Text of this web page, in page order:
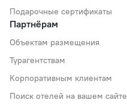
Подарочные сертификаты
Партнёрам
Объектам размещения
Турагентствам
Корпоративным клиентам
Поиск отелей на вашем сайте